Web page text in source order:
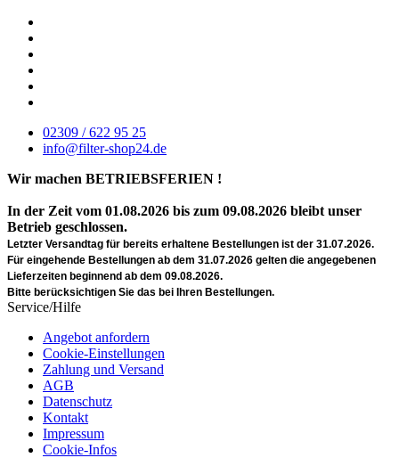
02309 / 622 95 25
info@filter-shop24.de
Wir machen BETRIEBSFERIEN !
In der Zeit vom 01.08.2026 bis zum 09.08.2026 bleibt unser
Betrieb geschlossen.
Letzter Versandtag für bereits erhaltene Bestellungen ist der 31.07.2026.
Für eingehende Bestellungen ab dem 31.07.2026 gelten die angegebenen
Lieferzeiten beginnend ab dem 09.08.2026.
Bitte berücksichtigen Sie das bei Ihren Bestellungen.
Service/Hilfe
Angebot anfordern
Cookie-Einstellungen
Zahlung und Versand
AGB
Datenschutz
Kontakt
Impressum
Cookie-Infos